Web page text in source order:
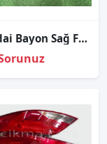
Hyundai Bayon Sağ Far Üst Sinyal 2021-2026 92208-Q0600